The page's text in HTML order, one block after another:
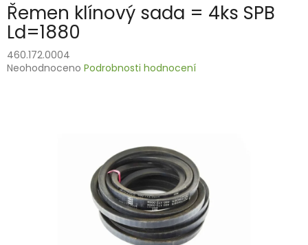
Řemen klínový sada = 4ks SPB
Ld=1880
460.172.0004
Průměrné
Neohodnoceno Podrobnosti hodnocení